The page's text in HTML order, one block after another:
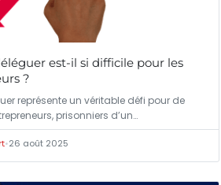
est-il si difficile pour les
?
représente un véritable défi pour de
prisonniers d’un…
•26 août 2025